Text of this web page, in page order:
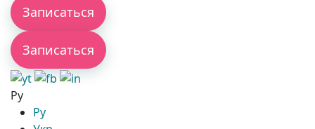
Записаться
Записаться
Ру
Ру